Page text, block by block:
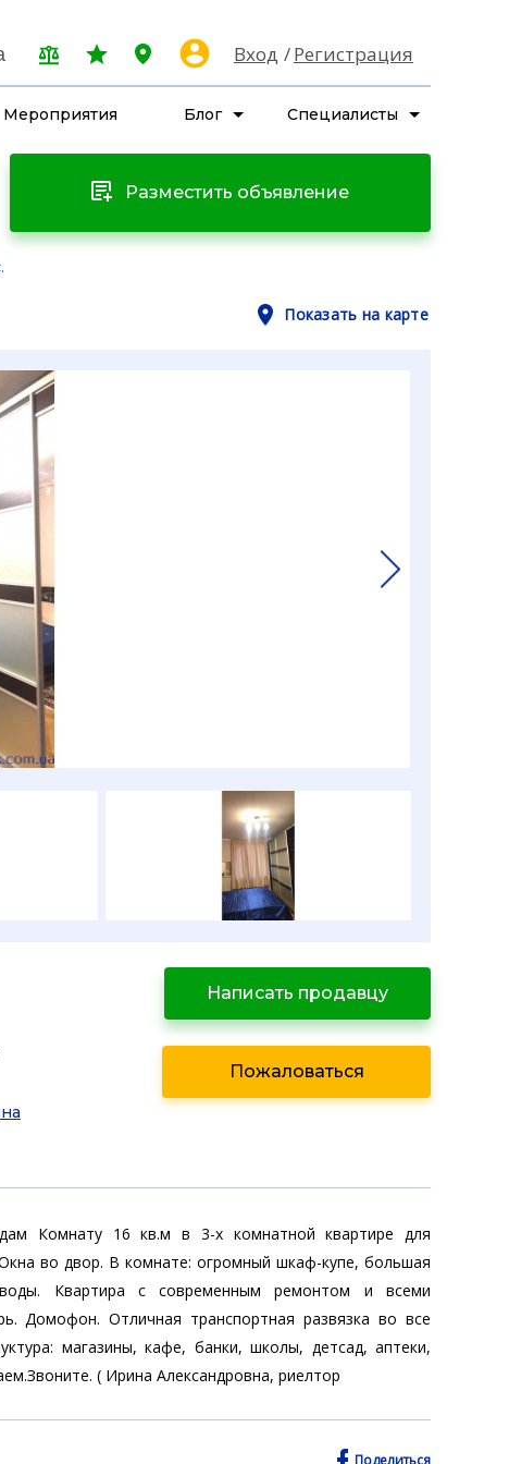
Вход Регистрация
Мероприятия Блог Специалисты
Разместить объявление
Показать на карте
Написать продавцу
Пожаловаться
Комнату 16 кв.м в 3-х комнатной квартире для
во двор. В комнате: огромный шкаф-купе, большая
Квартира с современным ремонтом и всеми
Домофон. Отличная транспортная развязка во все
магазины, кафе, банки, школы, детсад, аптеки,
( Ирина Александровна, риелтор
Поделиться